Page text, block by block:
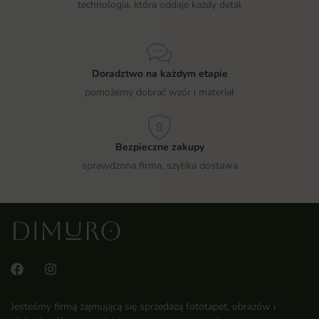
technologia, która oddaje każdy detal
Doradztwo na każdym etapie
pomożemy dobrać wzór i materiał
Bezpieczne zakupy
sprawdzona firma, szybka dostawa
Jesteśmy firmą zajmującą się sprzedażą fototapet, obrazów i